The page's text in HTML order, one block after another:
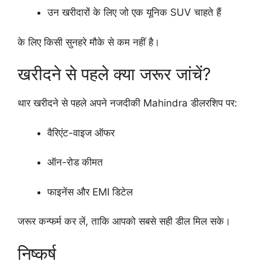
उन खरीदारों के लिए जो एक यूनिक SUV चाहते हैं
के लिए किसी सुनहरे मौके से कम नहीं है।
खरीदने से पहले क्या जरूर जांचें?
थार खरीदने से पहले अपने नजदीकी Mahindra डीलरशिप पर:
वैरिएंट-वाइज ऑफर
ऑन-रोड कीमत
फाइनेंस और EMI डिटेल
जरूर कन्फर्म कर लें, ताकि आपको सबसे सही डील मिल सके।
निष्कर्ष